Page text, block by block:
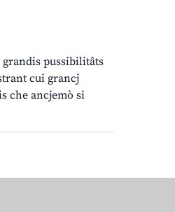
pussibilitâts
cui grancj
che ancjemò si